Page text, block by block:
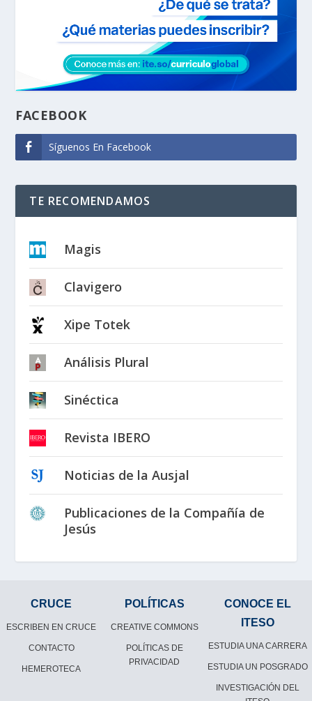
FACEBOOK
Síguenos En Facebook
TE RECOMENDAMOS
Magis
Clavigero
Xipe Totek
Análisis Plural
Sinéctica
Revista IBERO
Noticias de la Ausjal
Publicaciones de la Compañía de
Jesús
CRUCE
ESCRIBEN EN CRUCE
CONTACTO
HEMEROTECA
POLÍTICAS
CREATIVE COMMONS
POLÍTICAS DE
PRIVACIDAD
CONOCE EL
ITESO
ESTUDIA UNA CARRERA
ESTUDIA UN POSGRADO
INVESTIGACIÓN DEL